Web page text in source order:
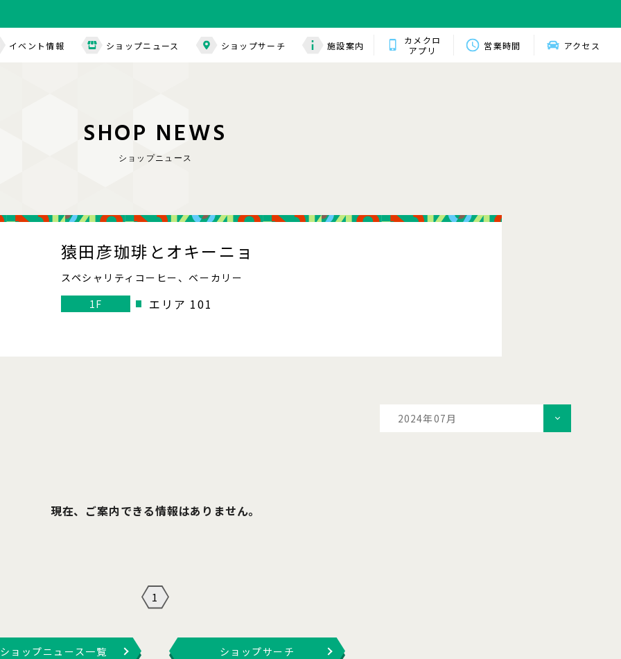
イベント情報 ショップニュース ショップサーチ 施設案内
カメクロ
アプリ
営業時間 アクセス
SHOP NEWS
ショップニュース
猿田彦珈琲とオキーニョ
スペシャリティコーヒー、ベーカリー
1F
エリア 101
2024年07月
現在、ご案内できる情報はありません。
1
ショップニュース一覧 ショップサーチ